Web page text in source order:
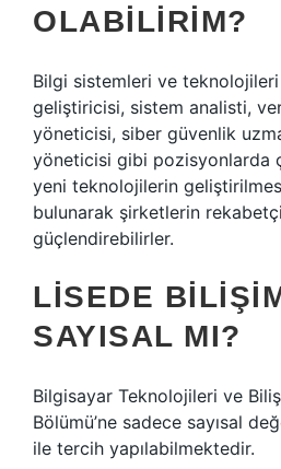
OLABILIRIM?
Bilgi sistemleri ve teknolojileri
geliştiricisi, sistem analisti,
yöneticisi, siber güvenlik
yöneticisi gibi pozisyonlarda
yeni teknolojilerin
bulunarak şirketlerin
güçlendirebilirler.
LISEDE
SAYISAL MI?
Bilgisayar Teknolojileri ve
Bölümü’ne sadece sayısal
ile tercih yapılabilmektedir.